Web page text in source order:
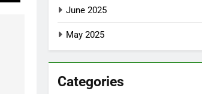
June 2025
May 2025
Categories